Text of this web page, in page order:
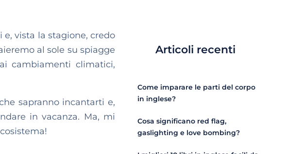
vista la stagione, credo
al sole su spiagge
cambiamenti climatici,
sapranno incantarti e,
in vacanza. Ma, mi
Articoli recenti
Come imparare le parti del corpo
in inglese?
Cosa significano red flag,
gaslighting e love bombing?